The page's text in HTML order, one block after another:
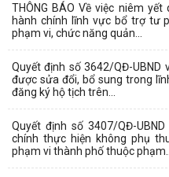
THÔNG BÁO Về việc niêm
hành chính lĩnh vực bổ trợ tư
phạm vi, chức năng quản...
Quyết định số 3642/QĐ-UBND
được sửa đổi, bổ sung trong
đăng ký hộ tịch trên...
Quyết định số 3407/QĐ-
chính thực hiện không phụ
phạm vi thành phố thuộc phạm...